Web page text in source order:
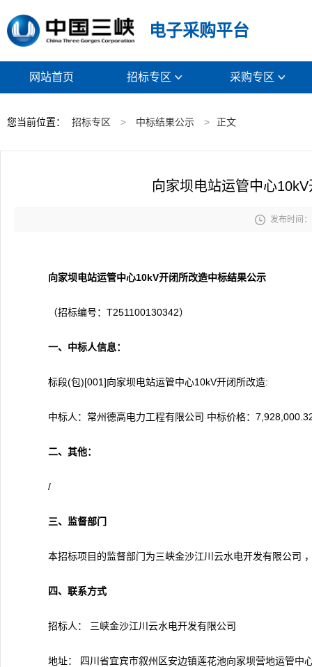
电子采购平台
网站首页 招标专区  采购专区 
您当前位置： 招标专区 > 中标结果公示 > 正文
向家坝电站运管中心
 发布时间
向家坝电站运管中心10kV开闭所改造中标结果公示
（招标编号：T251100130342）
一、中标人信息：
标段(包)[001]向家坝电站运管中心10kV开闭所改造:
中标人：常州德高电力工程有限公司 中标价格：
二、其他：
/
三、监督部门
本招标项目的监督部门为三峡金沙江川云水电开发有限公司
四、联系方式
招标人： 三峡金沙江川云水电开发有限公司
地址： 四川省宜宾市叙州区安边镇莲花池向家坝营地运管中